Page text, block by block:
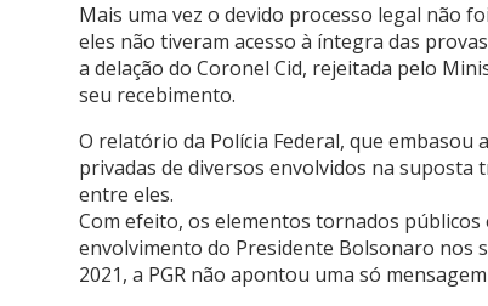
Mais uma vez o devido processo legal não
eles não tiveram acesso à íntegra das
a delação do Coronel Cid, rejeitada pelo
seu recebimento.
O relatório da Polícia Federal, que embasou
privadas de diversos envolvidos na suposta
entre eles.
​Com efeito, os elementos tornados
envolvimento do Presidente Bolsonaro nos
2021, a PGR não apontou uma só